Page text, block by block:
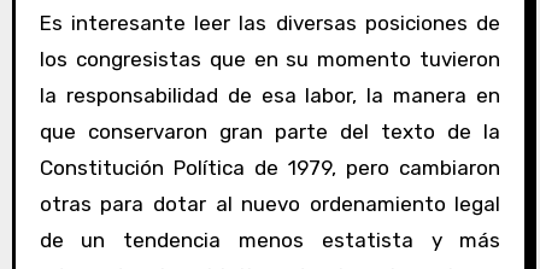
Es interesante leer las diversas posiciones de
los congresistas que en su momento tuvieron
la responsabilidad de esa labor, la manera en
que conservaron gran parte del texto de la
Constitución Política de 1979, pero cambiaron
otras para dotar al nuevo ordenamiento legal
de un tendencia menos estatista y más